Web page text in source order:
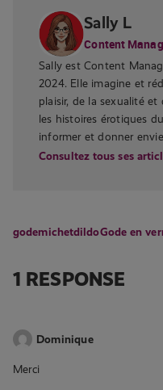
Sally L
Content
Sally est Content
2024. Elle imagine et
plaisir, de la sexualité
les histoires érotiques
informer et donner envie
Consultez tous ses
godemichetdildoGode en
1 RESPONSE
Dominique
Merci